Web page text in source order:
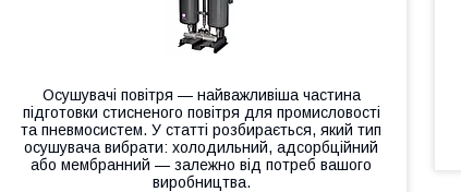
Осушувачі повітря — найважливіша частина
підготовки стисненого повітря для промисловості
та пневмосистем. У статті розбирається, який тип
осушувача вибрати: холодильний, адсорбційний
або мембранний — залежно від потреб вашого
виробництва.